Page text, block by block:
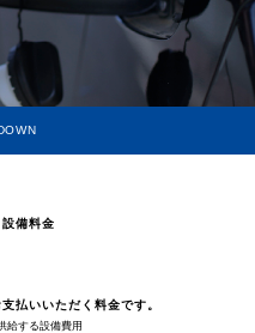
備料金
払いいただく料金です。
給する設備費用